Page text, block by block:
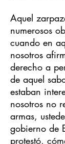
Aquel
numerosos
cuando en
nosotros
derecho a
de aquel
estaban
nosotros no
armas,
gobierno de
protestó,